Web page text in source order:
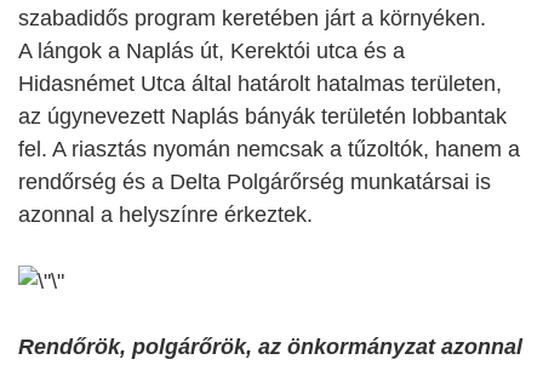
szabadidős program keretében járt a környéken.
A lángok a Naplás út, Kerektói utca és a
Hidasnémet Utca által határolt hatalmas területen,
az úgynevezett Naplás bányák területén lobbantak
fel. A riasztás nyomán nemcsak a tűzoltók, hanem a
rendőrség és a Delta Polgárőrség munkatársai is
azonnal a helyszínre érkeztek.
Rendőrök, polgárőrök, az önkormányzat azonnal